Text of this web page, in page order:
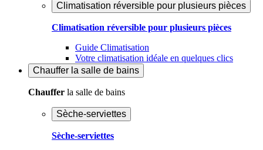
Climatisation réversible pour plusieurs pièces
Climatisation réversible pour plusieurs pièces
Guide Climatisation
Votre climatisation idéale en quelques clics
Chauffer la salle de bains
Chauffer la salle de bains
Sèche-serviettes
Sèche-serviettes